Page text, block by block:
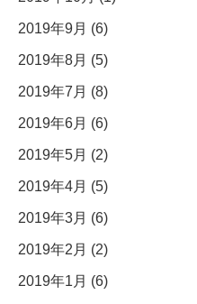
2019年9月 (6)
2019年8月 (5)
2019年7月 (8)
2019年6月 (6)
2019年5月 (2)
2019年4月 (5)
2019年3月 (6)
2019年2月 (2)
2019年1月 (6)